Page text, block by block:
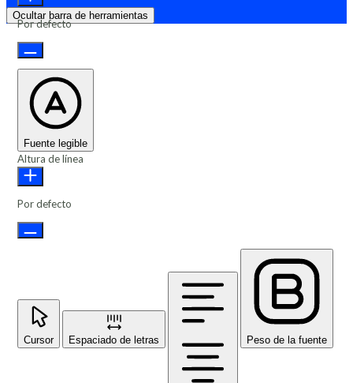
Ocultar barra de herramientas
Por defecto
Fuente legible
Altura de línea
Por defecto
Cursor Espaciado de letras Peso de la fuente